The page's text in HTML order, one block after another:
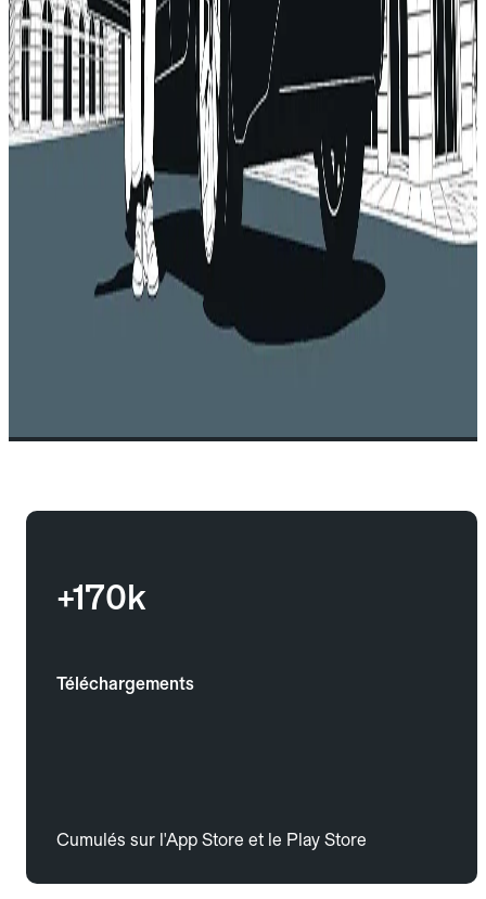
+170k
Téléchargements
Cumulés sur l'App Store et le Play Store